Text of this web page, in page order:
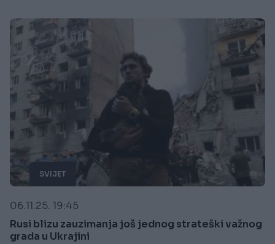
SVIJET
06.11.25. 19:45
Rusi blizu zauzimanja još jednog strateški važnog
grada u Ukrajini